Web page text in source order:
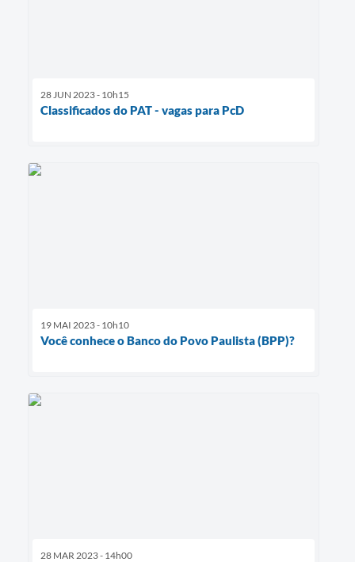
28 JUN 2023 - 10h15
Classificados do PAT - vagas para PcD
19 MAI 2023 - 10h10
Você conhece o Banco do Povo Paulista (BPP)?
28 MAR 2023 - 14h00